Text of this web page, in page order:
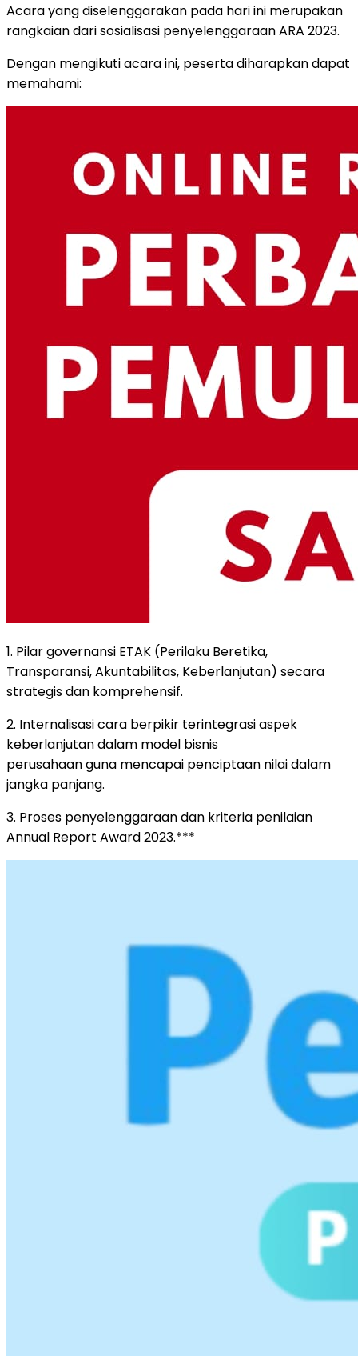
Acara yang diselenggarakan pada hari ini merupakan
rangkaian dari sosialisasi penyelenggaraan ARA 2023.
Dengan mengikuti acara ini, peserta diharapkan dapat
memahami:
1. Pilar governansi ETAK (Perilaku Beretika,
Transparansi, Akuntabilitas, Keberlanjutan) secara
strategis dan komprehensif.
2. Internalisasi cara berpikir terintegrasi aspek
keberlanjutan dalam model bisnis
perusahaan guna mencapai penciptaan nilai dalam
jangka panjang.
3. Proses penyelenggaraan dan kriteria penilaian
Annual Report Award 2023.***